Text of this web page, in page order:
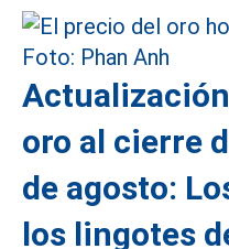
oro al cierre
de agosto:
los lingotes